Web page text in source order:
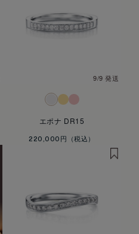
9/9 発送
エポナ DR15
220,000円